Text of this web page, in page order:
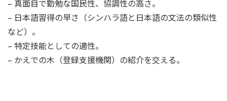
– 真面目で勤勉な国民性、協調性の高さ。
– 日本語習得の早さ（シンハラ語と日本語の文法の類似性
など）。
– 特定技能としての適性。
– かえでの木（登録支援機関）の紹介を交える。